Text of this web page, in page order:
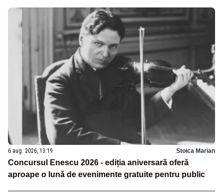
6 aug. 2026, 13:19 Stoica Marian
Concursul Enescu 2026 - ediția aniversară oferă
aproape o lună de evenimente gratuite pentru public